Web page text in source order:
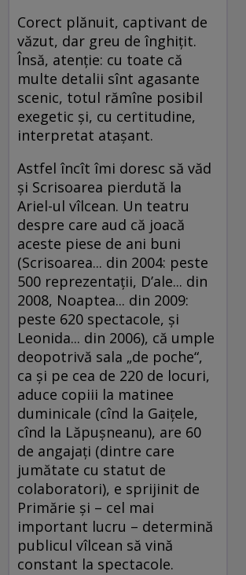
Corect plănuit, captivant de
văzut, dar greu de înghiţit.
Însă, atenţie: cu toate că
multe detalii sînt agasante
scenic, totul rămîne posibil
exegetic şi, cu certitudine,
interpretat ataşant.
Astfel încît îmi doresc să văd
şi Scrisoarea pierdută la
Ariel-ul vîlcean. Un teatru
despre care aud că joacă
aceste piese de ani buni
(Scrisoarea... din 2004: peste
500 reprezentaţii, D’ale... din
2008, Noaptea... din 2009:
peste 620 spectacole, şi
Leonida... din 2006), că umple
deopotrivă sala „de poche“,
ca şi pe cea de 220 de locuri,
aduce copiii la matinee
duminicale (cînd la Gaiţele,
cînd la Lăpuşneanu), are 60
de angajaţi (dintre care
jumătate cu statut de
colaboratori), e sprijinit de
Primărie şi – cel mai
important lucru – determină
publicul vîlcean să vină
constant la spectacole.